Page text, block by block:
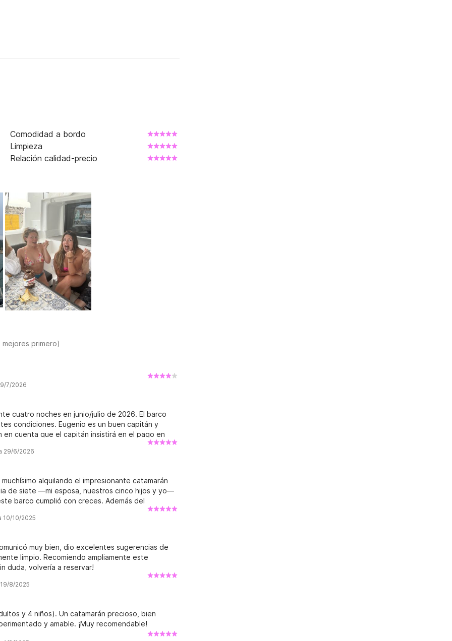
Comodidad a bordo
Limpieza
Relación calidad-precio
primero)
7/2026
cuatro noches en junio/julio de 2026. El barco
condiciones. Eugenio es un buen capitán y
cuenta que el capitán insistirá en el pago en
y respeto a Eugenio, no me gustó la presión de
que visitamos. Al no encontrar miles de euros
por no pagar completamente en efectivo.
hubiera gustado pasar esas 18 horas en el agua
con el ancla, lo que pudo haber
Tan pronto como atracamos, un mecánico
nuestro período de alquiler y no era así como
vacaciones en el barco.
29/6/2026
alquilando el impresionante catamarán
de siete —mi esposa, nuestros cinco hijos y yo—
barco cumplió con creces. Además del
excepcional. Nos dio sugerencias brillantes
disfrutáramos al máximo de nuestra ruta. Fue
discreto, logrando el equilibrio perfecto entre
¡Altamente recomendado!
10/10/2025
muy bien, dio excelentes sugerencias de
limpio. Recomiendo ampliamente este
duda, volvería a reservar!
8/2025
y 4 niños). Un catamarán precioso, bien
y amable. ¡Muy recomendable!